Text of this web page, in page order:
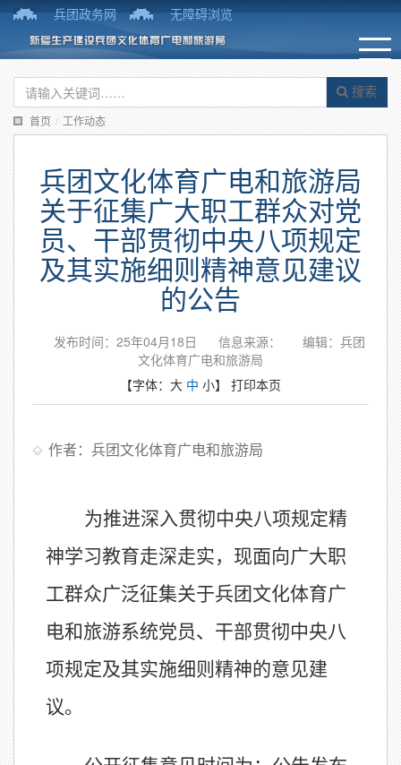
兵团政务网 无障碍浏览
搜索
首页 / 工作动态
兵团文化体育广电和旅游局
关于征集广大职工群众对党
员、干部贯彻中央八项规定
及其实施细则精神意见建议
的公告
发布时间：25年04月18日 信息来源：
编辑：兵团
文化体育广电和旅游局
【字体： 大 中 小】 打印本页
作者：兵团文化体育广电和旅游局
为推进深入贯彻中央八项规定精
神学习教育走深走实，现面向广大职
工群众广泛征集关于兵团文化体育广
电和旅游系统党员、干部贯彻中央八
项规定及其实施细则精神的意见建
议。